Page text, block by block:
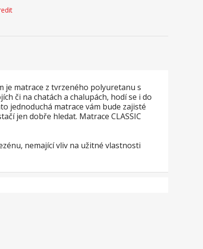
je matrace z tvrzeného polyuretanu s
či na chatách a chalupách, hodí se i do
jednoduchá matrace vám bude zajisté
jen dobře hledat. Matrace CLASSIC
nemající vliv na užitné vlastnosti